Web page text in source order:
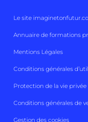
Le site
Annuaire de formations
Mentions Légales
Conditions générales
Protection de la vie privée
Conditions générales de
Gestion des cookies